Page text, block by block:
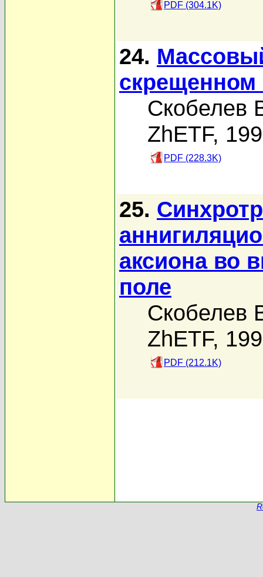
PDF (304.1K)
24.
скрещенном
Скобелев
ZhETF,
PDF (228.3K)
25.
аксиона во
поле
Скобелев
ZhETF,
PDF (212.1K)